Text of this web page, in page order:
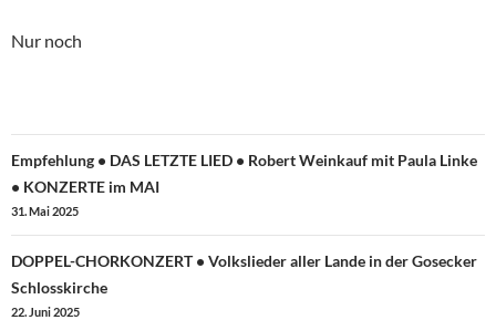
Nur noch
Beitragsnavigation
Empfehlung • DAS LETZTE LIED • Robert Weinkauf mit Paula Linke
• KONZERTE im MAI
31. Mai 2025
DOPPEL-CHORKONZERT • Volkslieder aller Lande in der Gosecker
Schlosskirche
22. Juni 2025